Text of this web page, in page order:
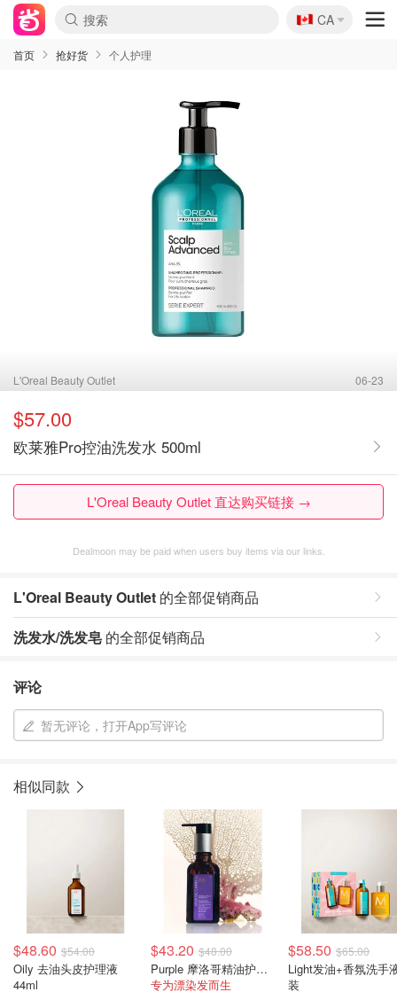
🇨🇦
CA
首页 抢好货 个人护理
L'Oreal Beauty Outlet 06-23
$57.00
欧莱雅Pro控油洗发水 500ml
L'Oreal Beauty Outlet 直达购买链接 →
Dealmoon may be paid when users buy items via our links.
L'Oreal Beauty Outlet 的全部促销商品
洗发水/洗发皂 的全部促销商品
评论
暂无评论，打开App写评论
相似同款
$48.60 $54.00
Oily 去油头皮护理液
44ml
$43.20 $48.00
Purple 摩洛哥精油护理 50ml
专为漂染发而生
$58.50 $65.00
Light发油+香氛洗手
装